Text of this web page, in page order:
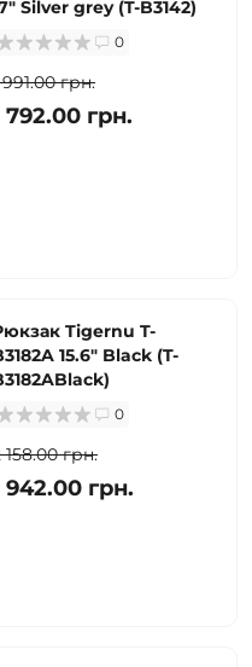
Silver grey (T-B3142)
0
991.00 грн.
792.00 грн.
Tigernu T-
15.6" Black (T-
0
158.00 грн.
942.00 грн.